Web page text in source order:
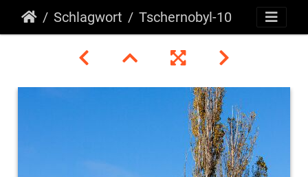
Schlagwort Tschernobyl-10